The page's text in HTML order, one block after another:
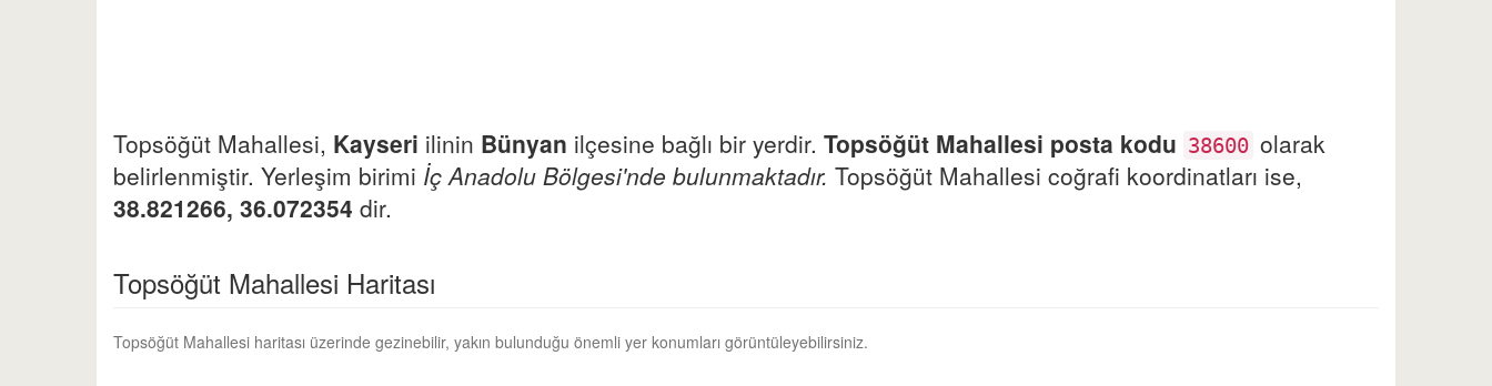
Topsöğüt Mahallesi, Kayseri ilinin Bünyan ilçesine bağlı bir yerdir. Topsöğüt Mahallesi posta kodu 38600 olarak
belirlenmiştir. Yerleşim birimi İç Anadolu Bölgesi'nde bulunmaktadır. Topsöğüt Mahallesi coğrafi koordinatları ise,
38.821266, 36.072354 dir.
Topsöğüt Mahallesi Haritası
Topsöğüt Mahallesi haritası üzerinde gezinebilir, yakın bulunduğu önemli yer konumları görüntüleyebilirsiniz.